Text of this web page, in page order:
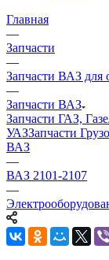
Главная
—
Запчасти
—
Запчасти ВАЗ для
—
Запчасти ВАЗ
Запчасти ГАЗ,
УАЗЗапчасти
ВАЗ
—
ВАЗ 2101-2107
—